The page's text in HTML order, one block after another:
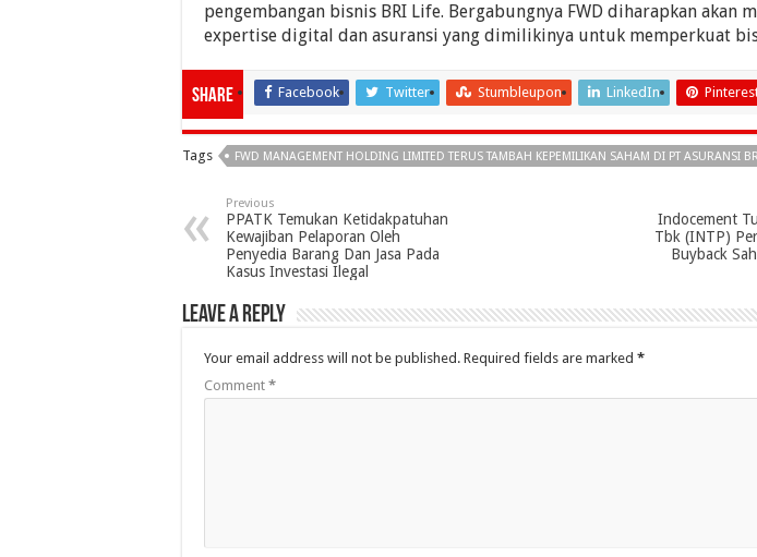
pengembangan bisnis BRI Life. Bergabungnya FWD diharapkan akan
expertise digital dan asuransi yang dimilikinya untuk memperkuat
Share Facebook Twitter Stumbleupon LinkedIn
Tags FWD MANAGEMENT HOLDING LIMITED TERUS TAMBAH KEPEMILIKAN SAHAM DI PT ASURANSI
Previous
PPATK Temukan Ketidakpatuhan
Kewajiban Pelaporan Oleh
Penyedia Barang Dan Jasa Pada
Kasus Investasi Ilegal
Indocement
Tbk (INTP)
Buyback
Leave a Reply
Your email address will not be published. Required fields are marked *
Comment *